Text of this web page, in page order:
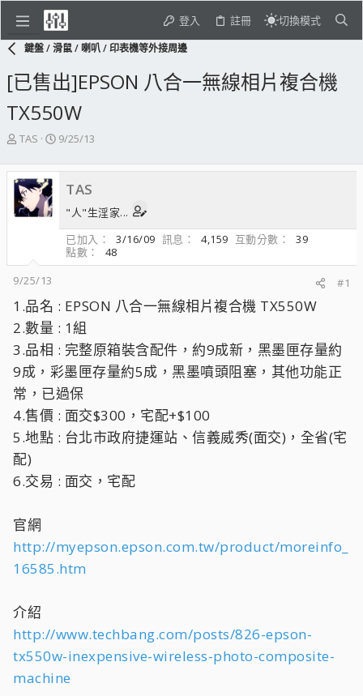
登入 註冊 切換模式
鍵盤 / 滑鼠 / 喇叭 / 印表機等外接周邊
[已售出]EPSON 八合一無線相片複合機
TX550W
主
發
起
人
TAS
開
日
期
9/25/13
TAS
"人"生淫家...
已加入
3/16/09 訊息 4,159 互動分數
39
點數
48
9/25/13
#1
1.品名 : EPSON 八合一無線相片複合機 TX550W
2.數量 : 1組
3.品相 : 完整原箱裝含配件，約9成新，黑墨匣存量約
9成，彩墨匣存量約5成，黑墨噴頭阻塞，其他功能正
常，已過保
4.售價 : 面交$300，宅配+$100
5.地點 : 台北市政府捷運站、信義威秀(面交)，全省(宅
配)
6.交易 : 面交，宅配
官網
http://myepson.epson.com.tw/product/moreinfo_
16585.htm
介紹
http://www.techbang.com/posts/826-epson-
tx550w-inexpensive-wireless-photo-composite-
machine